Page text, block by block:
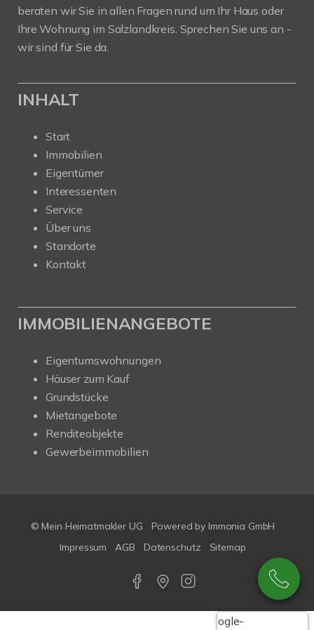
beraten wir Sie in allen Fragen rund um Ihr Haus oder
Ihre Wohnung im Salzlandkreis. Sprechen Sie uns an -
wir sind für Sie da.
INHALT
Start
Immobilien
Eigentümer
Interessenten
Service
Über uns
Standorte
Kontakt
IMMOBILIENANGEBOTE
Eigentumswohnungen
Häuser zum Kauf
Grundstücke
Mietangebote
Renditeobjekte
Gewerbeimmobilien
© Mein Heimatmakler UG
Powered by Immonia GmbH
Impressum
AGB Datenschutz Sitemap
Google-